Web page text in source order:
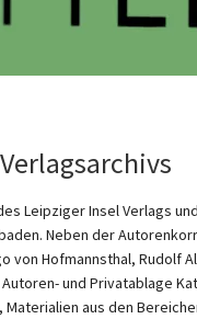
Leipziger Insel Verlags
Neben der
von Hofmannsthal, Rudolf
und Privatablage
aus den